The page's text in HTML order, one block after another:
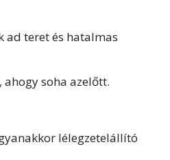
ad teret és hatalmas
soha azelőtt.
lélegzetelállító